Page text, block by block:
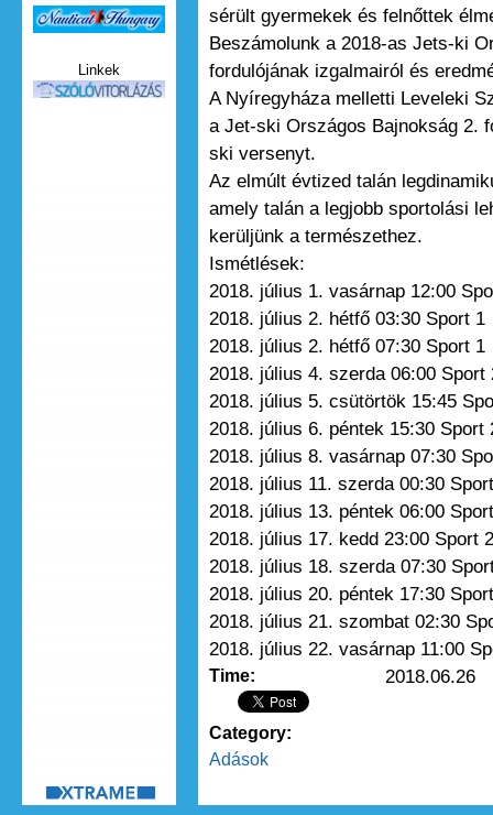
sérült gyermekek és felnőttek
Beszámolunk a 2018-as Jets-ki
fordulójának izgalmairól és
A Nyíregyháza melletti Leveleki
a Jet-ski Országos Bajnokság 2.
ski versenyt.
Az elmúlt évtized talán
amely talán a legjobb sportolási
kerüljünk a természethez.
Ismétlések:
2018. július 1. vasárnap 12:00
2018. július 2. hétfő 03:30 Sport 1
2018. július 2. hétfő 07:30 Sport 1
2018. július 4. szerda 06:00 Sport
2018. július 5. csütörtök 15:45
2018. július 6. péntek 15:30 Sport
2018. július 8. vasárnap 07:30
2018. július 11. szerda 00:30
2018. július 13. péntek 06:00
2018. július 17. kedd 23:00 Sport 2
2018. július 18. szerda 07:30
2018. július 20. péntek 17:30
2018. július 21. szombat 02:30
2018. július 22. vasárnap 11:00
Time: 2018.06.26
Category:
Adások
Nauticat.jpg
Linkek
szolo_vitorlazas.jpg